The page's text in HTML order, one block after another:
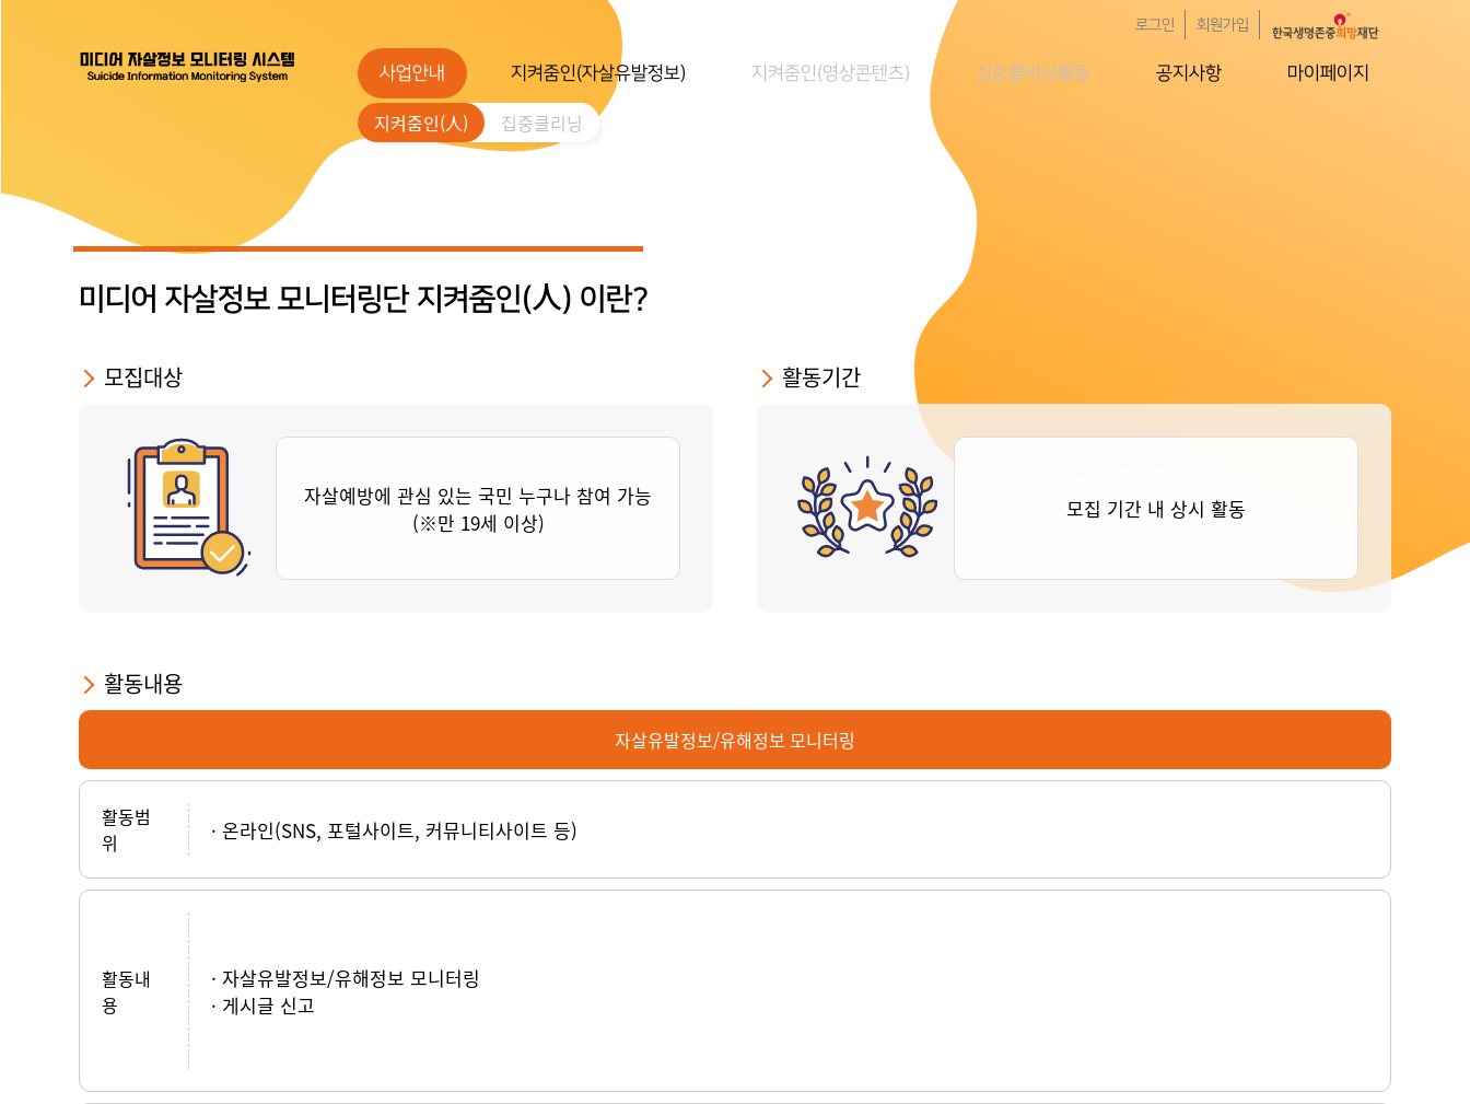
로그인 회원가입
사업안내
지켜줌인(人) 집중클리닝
지켜줌인(자살유발정보) 지켜줌인(영상콘텐츠) 집중클리닝활동 공지사항 마이페이지
미디어 자살정보 모니터링단 지켜줌인(人) 이란?
모집대상
자살예방에 관심 있는 국민 누구나 참여 가능
(※만 19세 이상)
활동기간
모집 기간 내 상시 활동
활동내용
자살유발정보/유해정보 모니터링
활동범
위
온라인(SNS, 포털사이트, 커뮤니티사이트 등)
활동내
용
자살유발정보/유해정보 모니터링
게시글 신고